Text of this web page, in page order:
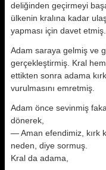
deliğinden geçirmeyi
ülkenin kralına kadar
yapması için davet etmiş.
Adam saraya gelmiş ve
gerçekleştirmiş. Kral
ettikten sonra adama
vurulmasını emretmiş.
Adam önce sevinmiş
dönerek,
— Aman efendimiz, kırk
neden, diye sormuş.
Kral da adama,